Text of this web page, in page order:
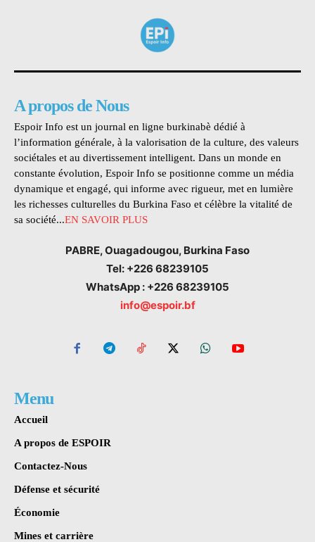
A propos de Nous
Espoir Info est un journal en ligne burkinabè dédié à
l’information générale, à la valorisation de la culture, des valeurs
sociétales et au divertissement intelligent. Dans un monde en
constante évolution, Espoir Info se positionne comme un média
dynamique et engagé, qui informe avec rigueur, met en lumière
les richesses culturelles du Burkina Faso et célèbre la vitalité de
sa société...EN SAVOIR PLUS
PABRE, Ouagadougou, Burkina Faso
Tel: +226 68239105
WhatsApp : +226 68239105
info@espoir.bf
Menu
Accueil
A propos de ESPOIR
Contactez-Nous
Défense et sécurité
Économie
Mines et carrière